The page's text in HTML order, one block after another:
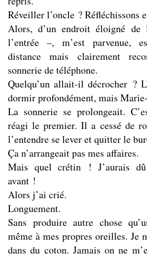
Réveiller l’oncle ? Réfléchissons
Alors, d’un endroit éloigné
l’entrée –, m’est parvenue,
distance mais clairement
sonnerie de téléphone.
Quelqu’un allait-il décrocher ?
dormir profondément, mais
La sonnerie se prolongeait.
réagi le premier. Il a cessé de
l’entendre se lever et quitter le
Ça n’arrangeait pas mes affaires.
Mais quel crétin ! J’aurais
avant !
Alors j’ai crié.
Longuement.
Sans produire autre chose
même à mes propres oreilles. Je
dans du coton. Jamais on ne